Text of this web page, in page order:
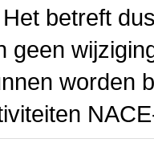
betreft
geen
worden